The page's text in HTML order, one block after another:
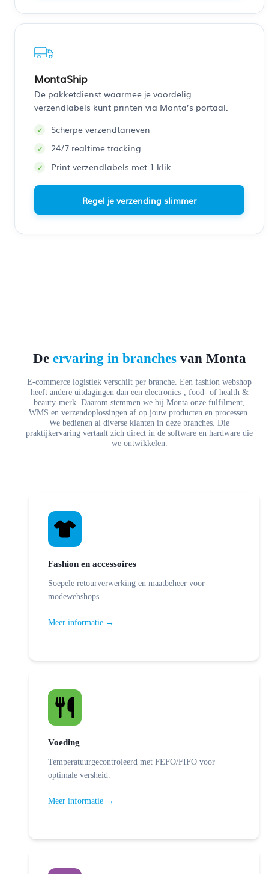
MontaShip
De pakketdienst waarmee je voordelig
verzendlabels kunt printen via Monta’s portaal.
Scherpe verzendtarieven
24/7 realtime tracking
Print verzendlabels met 1 klik
Regel je verzending slimmer
De ervaring in branchesvan Monta
E-commerce logistiek verschilt per branche. Een fashion webshop
heeft andere uitdagingen dan een electronics-, food- of health &
beauty-merk. Daarom stemmen we bij Monta onze fulfilment,
WMS en verzendoplossingen af op jouw producten en processen.
We bedienen al diverse klanten in deze branches. Die
praktijkervaring vertaalt zich direct in de software en hardware die
we ontwikkelen.
Fashion en accessoires
Soepele retourverwerking en maatbeheer voor
modewebshops.
Meer informatie →
Voeding
Temperatuurgecontroleerd met FEFO/FIFO voor
optimale versheid.
Meer informatie →